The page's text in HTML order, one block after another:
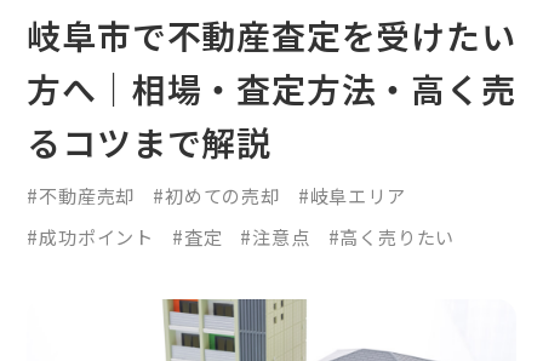
岐阜市で不動産査定を受けたい
方へ｜相場・査定方法・高く売
るコツまで解説
#不動産売却 #初めての売却
#岐阜エリア
#成功ポイント
#査定 #注意点 #高く売りたい